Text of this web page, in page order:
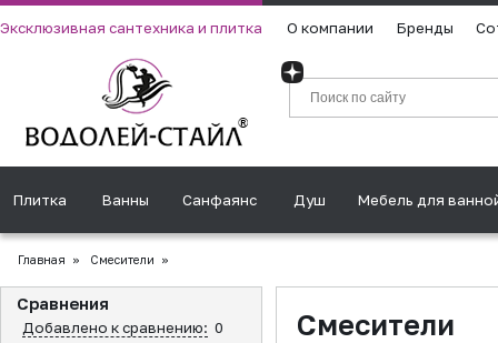
Эксклюзивная сантехника и плитка О компании Бренды
Плитка Ванны Санфаянс Душ Мебель для
Главная » Смесители »
Сравнения
Добавлено к сравнению: 0 Смесители